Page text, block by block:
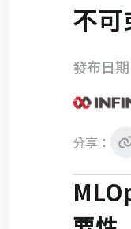
分享：
不可
發布日